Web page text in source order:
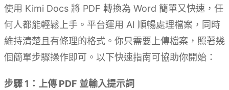
使用 Kimi Docs 將 PDF 轉換為 Word 簡單又快速，任
何人都能輕鬆上手。平台運用 AI 順暢處理檔案，同時
維持清楚且有條理的格式。你只需要上傳檔案，照著幾
個簡單步驟操作即可。以下快速指南可協助你開始：
步驟 1：上傳 PDF 並輸入提示詞